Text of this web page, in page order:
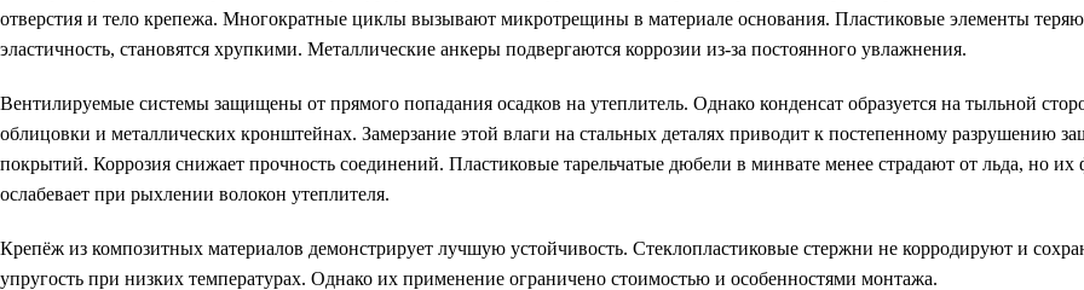
отверстия и тело крепежа. Многократные циклы вызывают микротрещины в материале основания. Пластиковые элементы
эластичность, становятся хрупкими. Металлические анкеры подвергаются коррозии из-за постоянного увлажнения.
Вентилируемые системы защищены от прямого попадания осадков на утеплитель. Однако конденсат образуется на тыльной
облицовки и металлических кронштейнах. Замерзание этой влаги на стальных деталях приводит к постепенному разрушению
покрытий. Коррозия снижает прочность соединений. Пластиковые тарельчатые дюбели в минвате менее страдают от льда, но их
ослабевает при рыхлении волокон утеплителя.
Крепёж из композитных материалов демонстрирует лучшую устойчивость. Стеклопластиковые стержни не корродируют и
упругость при низких температурах. Однако их применение ограничено стоимостью и особенностями монтажа.